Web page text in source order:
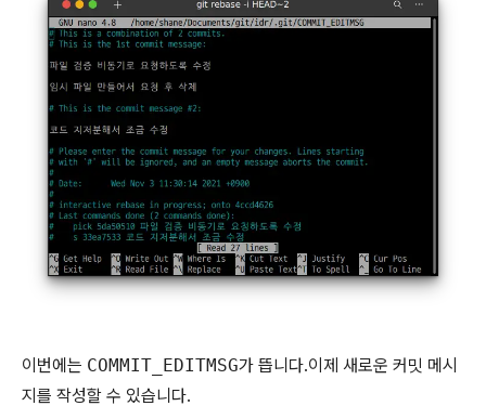
이번에는 COMMIT_EDITMSG가 뜹니다.이제 새로운 커밋 메시
지를 작성할 수 있습니다.